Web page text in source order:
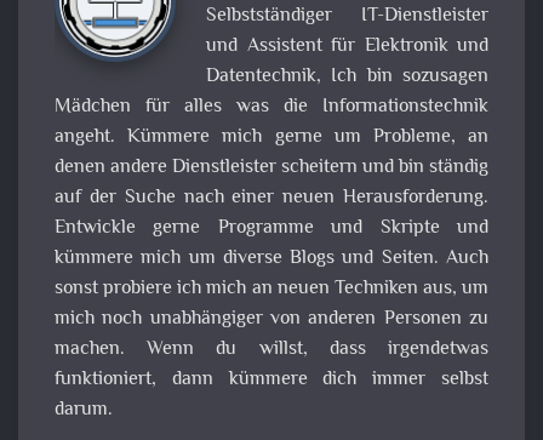
Selbstständiger IT-Dienstleister
und Assistent für Elektronik und
Datentechnik, Ich bin sozusagen
Mädchen für alles was die Informationstechnik
angeht. Kümmere mich gerne um Probleme, an
denen andere Dienstleister scheitern und bin ständig
auf der Suche nach einer neuen Herausforderung.
Entwickle gerne Programme und Skripte und
kümmere mich um diverse Blogs und Seiten. Auch
sonst probiere ich mich an neuen Techniken aus, um
mich noch unabhängiger von anderen Personen zu
machen. Wenn du willst, dass irgendetwas
funktioniert, dann kümmere dich immer selbst
darum.